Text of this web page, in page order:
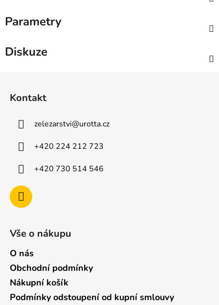
Parametry
Diskuze
Kontakt
zelezarstvi@urotta.cz
+420 224 212 723
+420 730 514 546
Vše o nákupu
O nás
Obchodní podmínky
Nákupní košík
Podmínky odstoupení od kupní smlouvy